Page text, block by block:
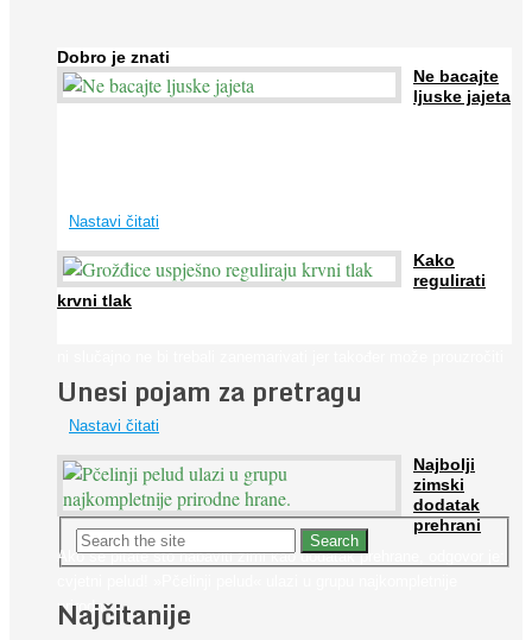
Dobro je znati
Ne bacajte
ljuske jajeta
Nastavi čitati
Kako
regulirati
krvni tlak
...
Nastavi čitati
Najbolji
zimski
dodatak
prehrani
Ako se pitate što nabaviti zimi kao dodatak prehrane, odgovor je:
prirodne ...
Unesi pojam za pretragu
Najčitanije